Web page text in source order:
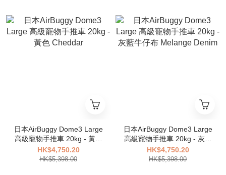
日本AirBuggy Dome3 Large
高級寵物手推車 20kg - 黃色
Cheddar
HK$4,750.20
HK$5,398.00
日本AirBuggy Dome3 Large
高級寵物手推車 20kg - 灰藍
牛仔布 Melange Denim
HK$4,750.20
HK$5,398.00